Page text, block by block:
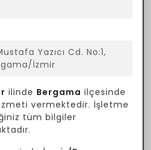
Yazıcı Cd. No:1,
İzmir
ilinde Bergama ilçesinde
vermektedir. İşletme
tüm bilgiler